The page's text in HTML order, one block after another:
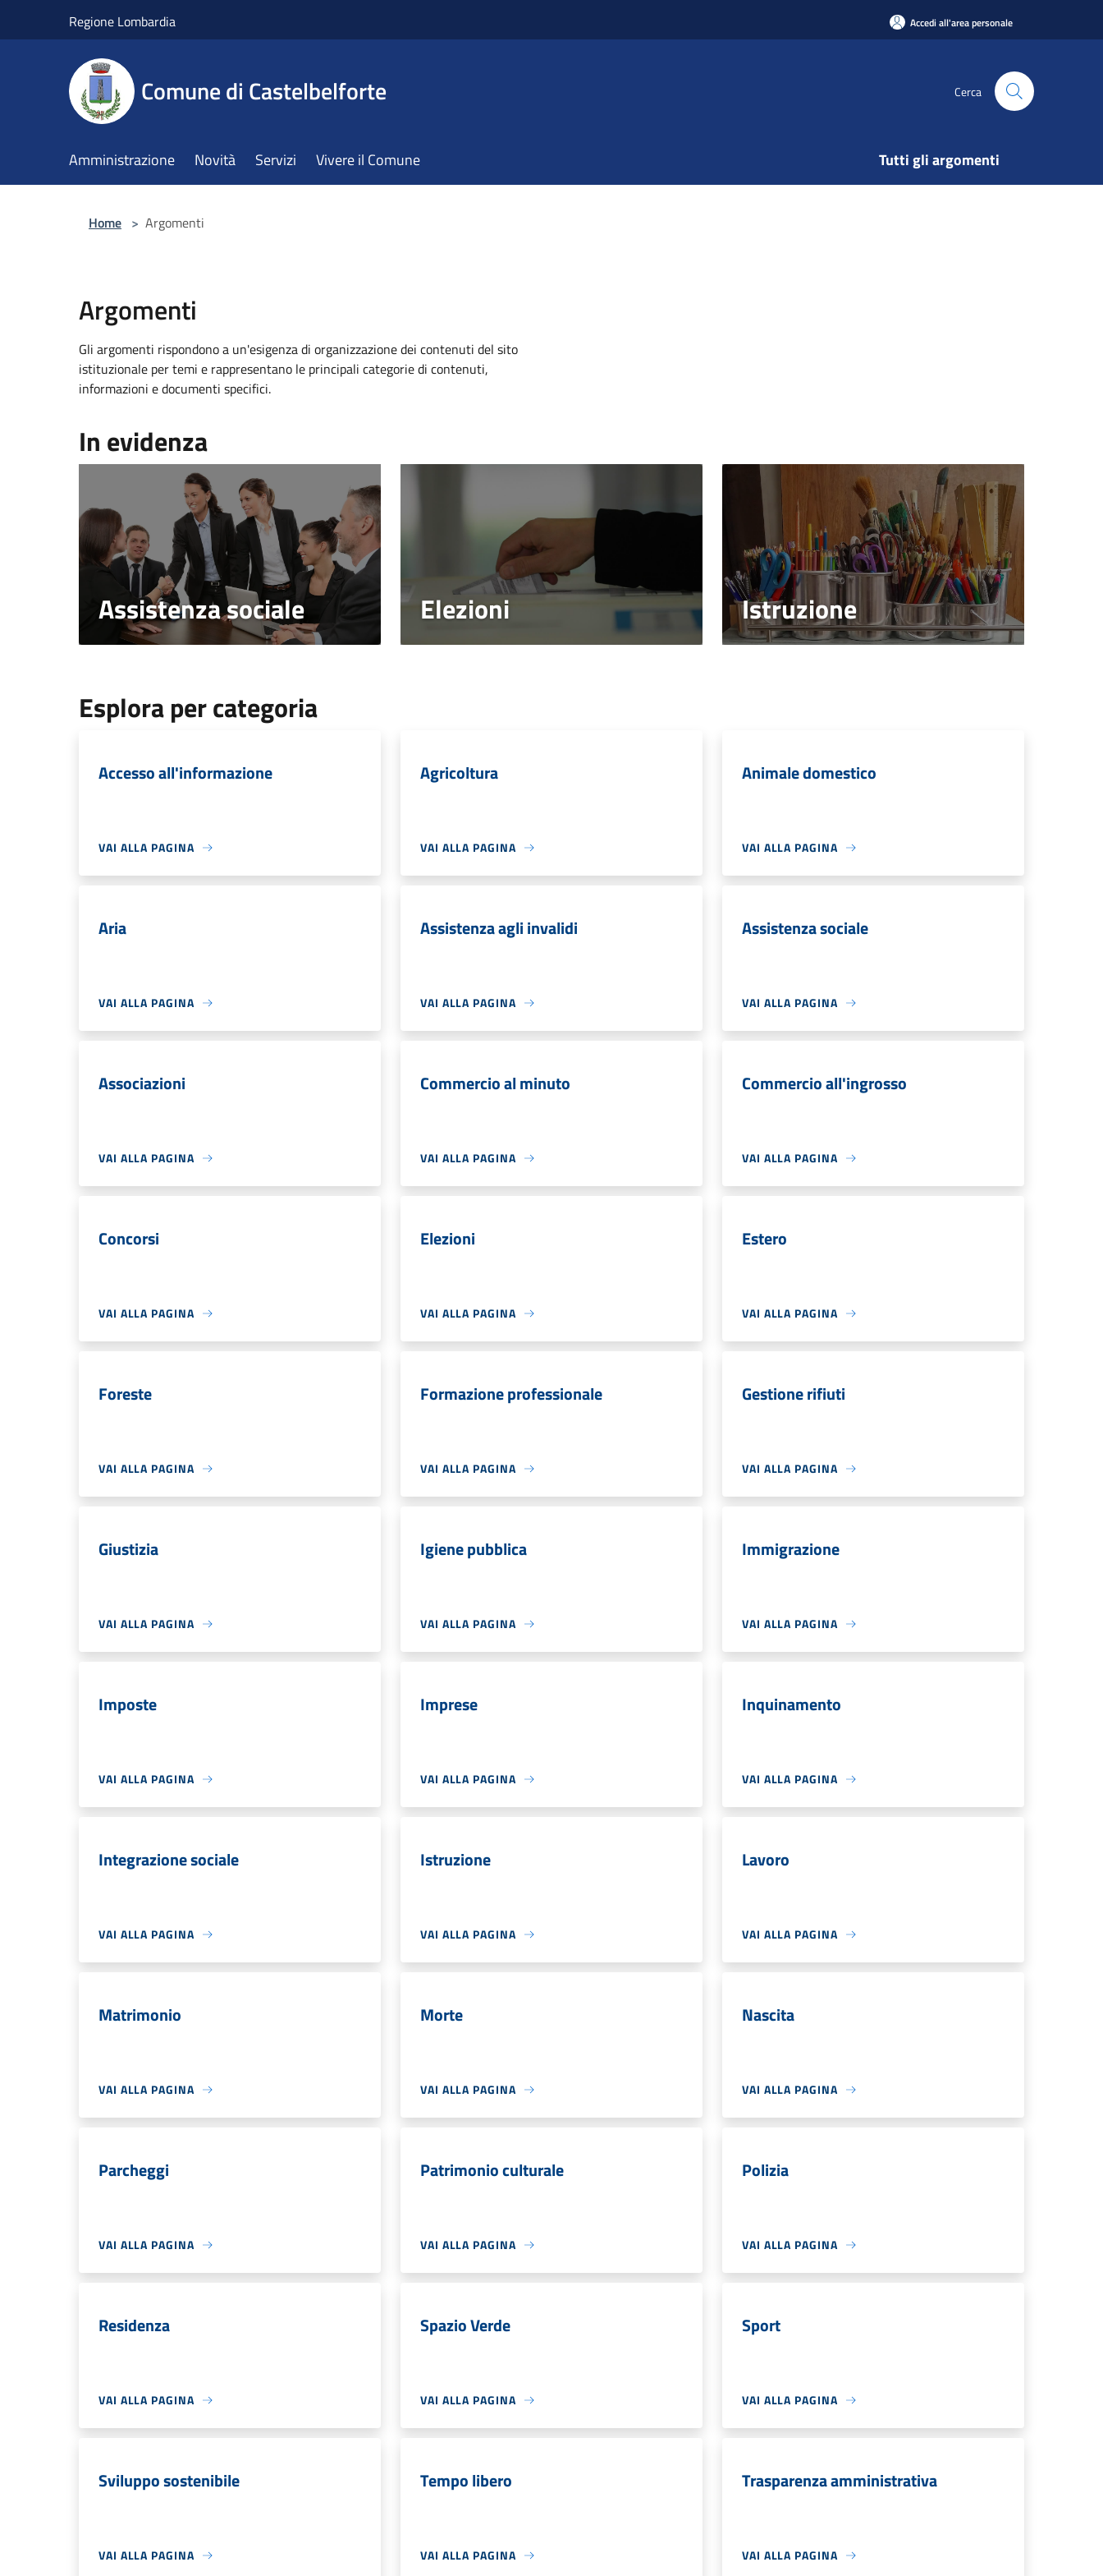
Regione Lombardia Accedi all'area personale
Comune di Castelbelforte Cerca
Amministrazione Novità Servizi Vivere il Comune Tutti gli argomenti
Home > Argomenti
Argomenti
Gli argomenti rispondono a un'esigenza di organizzazione dei contenuti del sito
istituzionale per temi e rappresentano le principali categorie di contenuti,
informazioni e documenti specifici.
In evidenza
Assistenza sociale Elezioni Istruzione
Esplora per categoria
Accesso all'informazione
VAI ALLA PAGINA
Agricoltura
VAI ALLA PAGINA
Animale domestico
VAI ALLA PAGINA
Aria
VAI ALLA PAGINA
Assistenza agli invalidi
VAI ALLA PAGINA
Assistenza sociale
VAI ALLA PAGINA
Associazioni
VAI ALLA PAGINA
Commercio al minuto
VAI ALLA PAGINA
Commercio all'ingrosso
VAI ALLA PAGINA
Concorsi
VAI ALLA PAGINA
Elezioni
VAI ALLA PAGINA
Estero
VAI ALLA PAGINA
Foreste
VAI ALLA PAGINA
Formazione professionale
VAI ALLA PAGINA
Gestione rifiuti
VAI ALLA PAGINA
Giustizia
VAI ALLA PAGINA
Igiene pubblica
VAI ALLA PAGINA
Immigrazione
VAI ALLA PAGINA
Imposte
VAI ALLA PAGINA
Imprese
VAI ALLA PAGINA
Inquinamento
VAI ALLA PAGINA
Integrazione sociale
VAI ALLA PAGINA
Istruzione
VAI ALLA PAGINA
Lavoro
VAI ALLA PAGINA
Matrimonio
VAI ALLA PAGINA
Morte
VAI ALLA PAGINA
Nascita
VAI ALLA PAGINA
Parcheggi
VAI ALLA PAGINA
Patrimonio culturale
VAI ALLA PAGINA
Polizia
VAI ALLA PAGINA
Residenza
VAI ALLA PAGINA
Spazio Verde
VAI ALLA PAGINA
Sport
VAI ALLA PAGINA
Sviluppo sostenibile
VAI ALLA PAGINA
Tempo libero
VAI ALLA PAGINA
Trasparenza amministrativa
VAI ALLA PAGINA